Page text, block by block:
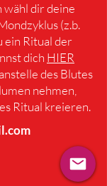
wähl dir deine
(z.b.
ein Ritual der
dich HIER
des Blutes
nehmen,
Ritual kreieren.